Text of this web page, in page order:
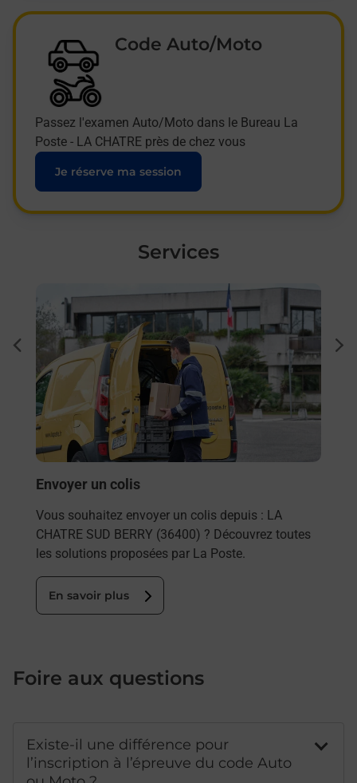
Code Auto/Moto
Passez l'examen Auto/Moto dans le Bureau La
Poste - LA CHATRE près de chez vous
Je réserve ma session
Services
La
En savoir plus
Envoyer un colis
Vous souhaitez envoyer un colis depuis : LA
CHATRE SUD BERRY (36400) ? Découvrez toutes
les solutions proposées par La Poste.
En savoir plus
Foire aux questions
Existe-il une différence pour
l’inscription à l’épreuve du code Auto